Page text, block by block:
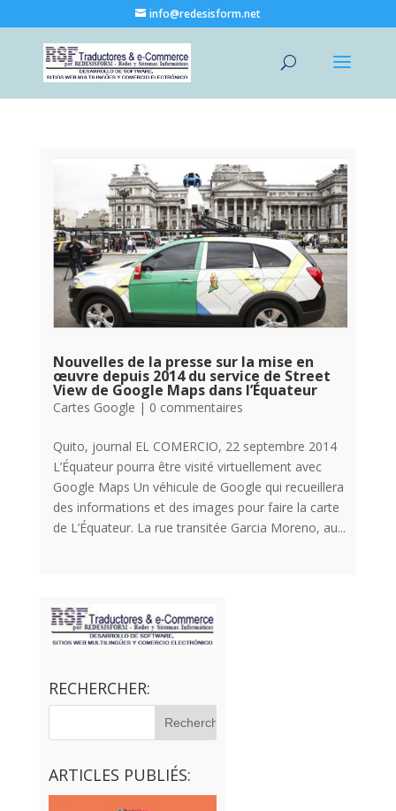
info@redesisform.net
Nouvelles de la presse sur la mise en
œuvre depuis 2014 du service de Street
View de Google Maps dans l’Équateur
Cartes Google | 0 commentaires
Quito, journal EL COMERCIO, 22 septembre 2014
L’Équateur pourra être visité virtuellement avec
Google Maps Un véhicule de Google qui recueillera
des informations et des images pour faire la carte
de L’Équateur. La rue transitée Garcia Moreno, au...
RECHERCHER:
ARTICLES PUBLIÉS: